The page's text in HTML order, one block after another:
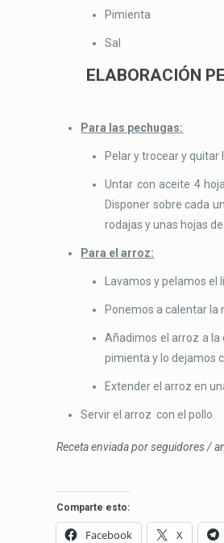
Pimienta
Sal
ELABORACIÓN
Para las pechugas:
Pelar y trocear y quitar
Untar con aceite 4
Disponer sobre cada
rodajas y unas hojas
Para el arroz:
Lavamos y pelamos
Ponemos a calentar la
Añadimos el arroz a la
pimienta y lo dejamos
Extender el arroz en
Servir el arroz con el pollo.
Receta enviada por seguidores /
Comparte esto:
Facebook X